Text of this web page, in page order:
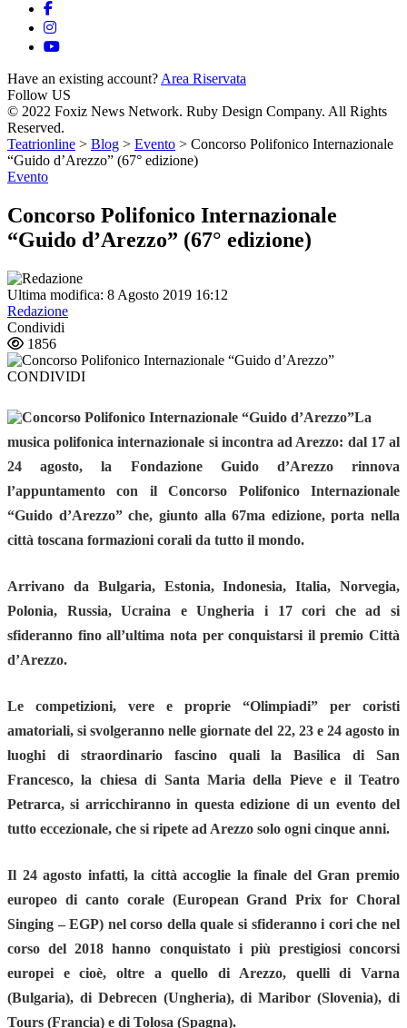
Have an existing account? Area Riservata
Follow US
© 2022 Foxiz News Network. Ruby Design Company. All Rights
Reserved.
Teatrionline > Blog > Evento > Concorso Polifonico Internazionale
“Guido d’Arezzo” (67° edizione)
Evento
Concorso Polifonico Internazionale
“Guido d’Arezzo” (67° edizione)
Ultima modifica: 8 Agosto 2019 16:12
Redazione
Condividi
1856
CONDIVIDI
La
musica polifonica internazionale si incontra ad Arezzo: dal 17 al
24 agosto, la Fondazione Guido d’Arezzo rinnova
l’appuntamento con ilConcorso Polifonico Internazionale
“Guido d’Arezzo”che, giunto alla 67ma edizione, porta nella
città toscana formazioni corali da tutto il mondo.
Arrivano da Bulgaria, Estonia, Indonesia, Italia, Norvegia,
Polonia, Russia, Ucraina e Ungheria i 17 cori che ad si
sfideranno fino all’ultima nota per conquistarsi il premio Città
d’Arezzo.
Le competizioni, vere e proprie “Olimpiadi” per coristi
amatoriali, si svolgeranno nelle giornate del 22, 23 e 24 agosto in
luoghi di straordinario fascino quali la Basilica di San
Francesco, la chiesa di Santa Maria della Pieve e il Teatro
Petrarca, si arricchiranno in questa edizione di un evento del
tutto eccezionale, che si ripete ad Arezzo solo ogni cinque anni.
Il 24 agosto infatti, la città accoglie la finale del Gran premio
europeo di canto corale (European Grand Prix for Choral
Singing – EGP) nel corso della quale si sfideranno i cori che nel
corso del 2018 hanno conquistato i più prestigiosi concorsi
europei e cioè, oltre a quello di Arezzo, quelli di Varna
(Bulgaria), di Debrecen (Ungheria), di Maribor (Slovenia), di
Tours (Francia) e di Tolosa (Spagna).